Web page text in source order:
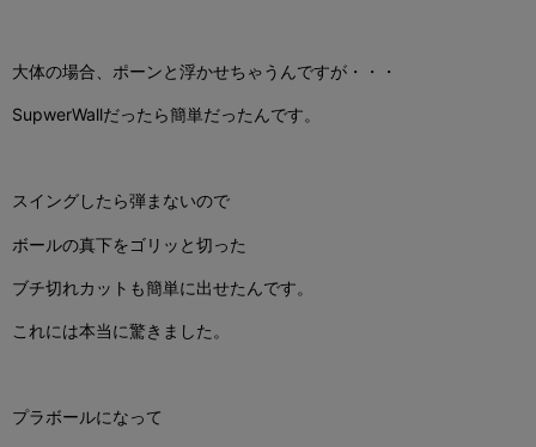
大体の場合、ポーンと浮かせちゃうんですが・・・
SupwerWallだったら簡単だったんです。
スイングしたら弾まないので
ボールの真下をゴリッと切った
ブチ切れカットも簡単に出せたんです。
これには本当に驚きました。
プラボールになって